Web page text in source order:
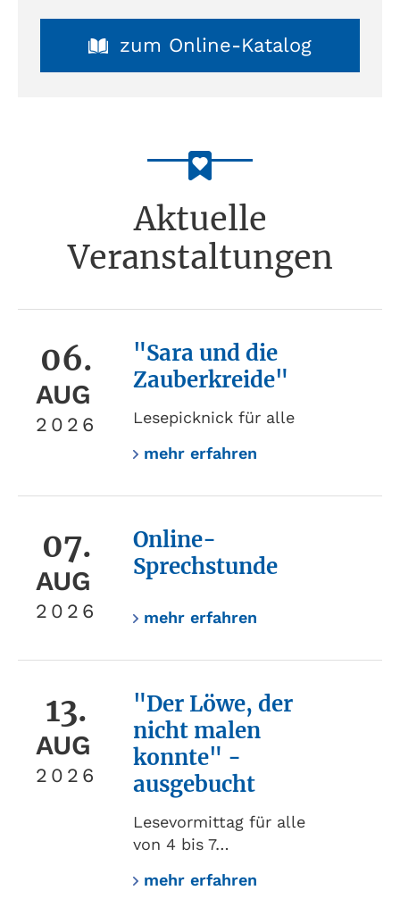
zum Online-Katalog
Aktuelle
Veranstaltungen
06.
AUG
2026
"Sara und die
Zauberkreide"
Lesepicknick für alle
mehr erfahren
07.
AUG
2026
Online-
Sprechstunde
mehr erfahren
13.
AUG
2026
"Der Löwe, der
nicht malen
konnte" -
ausgebucht
Lesevormittag für alle
von 4 bis 7…
mehr erfahren